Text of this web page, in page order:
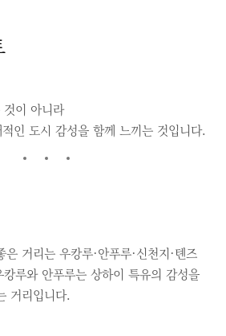
이 아니라
인 도시 감성을 함께 느끼는 것입니다.
거리는 우캉루·안푸루·신천지·톈즈
루와 안푸루는 상하이 특유의 감성을
거리입니다.